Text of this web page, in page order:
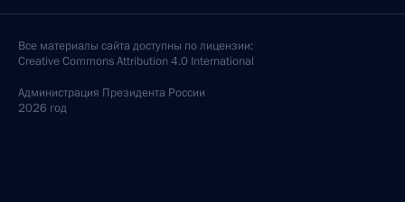
Все материалы сайта доступны по лицензии:
Creative Commons Attribution 4.0 International
Администрация Президента России
2026 год